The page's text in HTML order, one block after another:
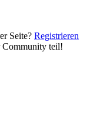
Seite? Registrieren
Community teil!